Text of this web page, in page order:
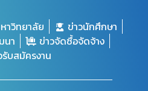
าวิทยาลัย
ข่าวนักศึกษา
นา
ข่าวจัดซื้อจัดจ้าง
รับสมัครงาน